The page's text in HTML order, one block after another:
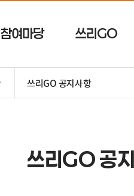
참여마당 쓰리GO
쓰리GO 공지사항
쓰리GO 공